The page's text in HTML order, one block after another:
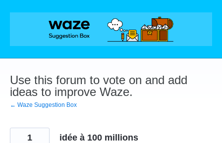
Skip
Use this forum to vote on and add
ideas to improve Waze.
← Waze Suggestion Box
idée à 100 millions
1